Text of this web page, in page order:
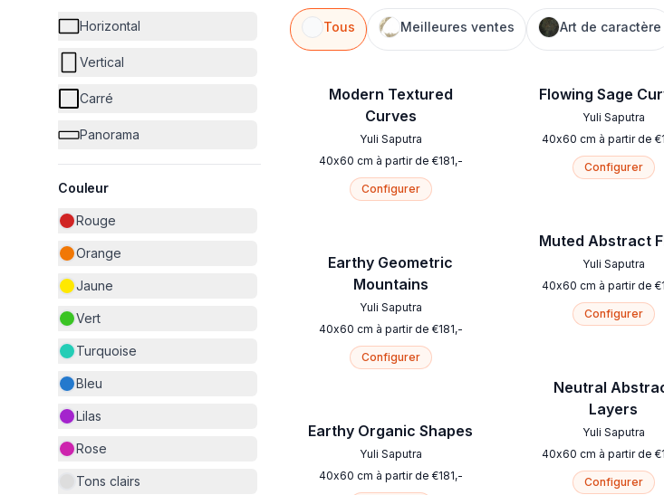
Horizontal
Vertical
Carré
Panorama
Couleur
Rouge
Orange
Jaune
Vert
Turquoise
Bleu
Lilas
Rose
Tons clairs
Tous Meilleures ventes Art de caractère
Modern Textured
Curves
Yuli Saputra
40x60 cm à partir de €181,-
Configurer
Earthy Geometric
Mountains
Yuli Saputra
40x60 cm à partir de €181,-
Configurer
Earthy Organic Shapes
Yuli Saputra
40x60 cm à partir de €181,-
Flowing Sage
Yuli Saputra
40x60 cm à partir de €
Configurer
Muted Abstract
Yuli Saputra
40x60 cm à partir de €
Configurer
Neutral
Layers
Yuli Saputra
40x60 cm à partir de €
Configurer